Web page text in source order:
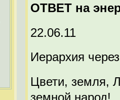
ОТВЕТ на
22.06.11
Иерархия
Цвети, земля,
земной народ!